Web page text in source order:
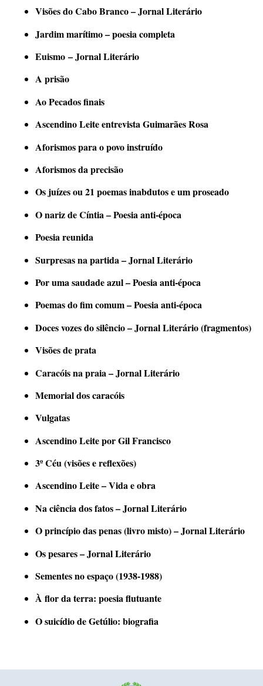
Visões do Cabo Branco – Jornal Literário
Jardim marítimo – poesia completa
Euismo – Jornal Literário
A prisão
Ao Pecados finais
Ascendino Leite entrevista Guimarães Rosa
Aforismos para o povo instruído
Aforismos da precisão
Os juízes ou 21 poemas inabdutos e um proseado
O nariz de Cíntia – Poesia anti-época
Poesia reunida
Surpresas na partida – Jornal Literário
Por uma saudade azul – Poesia anti-época
Poemas do fim comum – Poesia anti-época
Doces vozes do silêncio – Jornal Literário (fragmentos)
Visões de prata
Caracóis na praia – Jornal Literário
Memorial dos caracóis
Vulgatas
Ascendino Leite por Gil Francisco
3º Céu (visões e reflexões)
Ascendino Leite – Vida e obra
Na ciência dos fatos – Jornal Literário
O princípio das penas (livro misto) – Jornal Literário
Os pesares – Jornal Literário
Sementes no espaço (1938-1988)
À flor da terra: poesia flutuante
O suicídio de Getúlio: biografia